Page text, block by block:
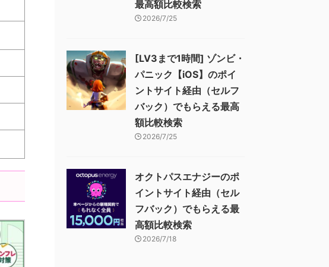
最高額比較検索
2026/7/25
[LV3まで1時間] ゾンビ・
パニック【iOS】のポイ
ントサイト経由（セルフ
バック）でもらえる最高
額比較検索
2026/7/25
オクトパスエナジーのポ
イントサイト経由（セル
フバック）でもらえる最
高額比較検索
2026/7/18